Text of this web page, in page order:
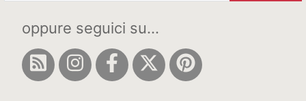
oppure seguici su...